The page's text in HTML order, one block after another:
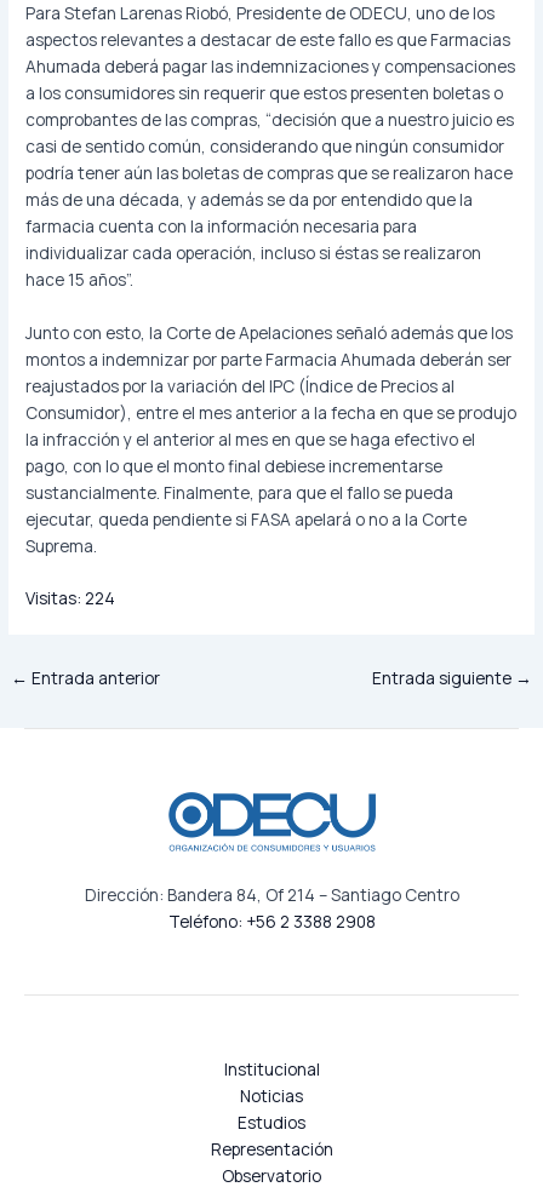
Para Stefan Larenas Riobó, Presidente de ODECU, uno de los
aspectos relevantes a destacar de este fallo es que Farmacias
Ahumada deberá pagar las indemnizaciones y compensaciones
a los consumidores sin requerir que estos presenten boletas o
comprobantes de las compras, “decisión que a nuestro juicio es
casi de sentido común, considerando que ningún consumidor
podría tener aún las boletas de compras que se realizaron hace
más de una década, y además se da por entendido que la
farmacia cuenta con la información necesaria para
individualizar cada operación, incluso si éstas se realizaron
hace 15 años”.
Junto con esto, la Corte de Apelaciones señaló además que los
montos a indemnizar por parte Farmacia Ahumada deberán ser
reajustados por la variación del IPC (Índice de Precios al
Consumidor), entre el mes anterior a la fecha en que se produjo
la infracción y el anterior al mes en que se haga efectivo el
pago, con lo que el monto final debiese incrementarse
sustancialmente. Finalmente, para que el fallo se pueda
ejecutar, queda pendiente si FASA apelará o no a la Corte
Suprema.
Visitas: 224
← Entrada anterior Entrada siguiente →
Dirección: Bandera 84, Of 214 – Santiago Centro
Teléfono: +56 2 3388 2908
Institucional
Noticias
Estudios
Representación
Observatorio